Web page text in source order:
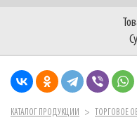
КАТАЛОГ ПРОДУКЦИИ
ТОРГОВОЕ